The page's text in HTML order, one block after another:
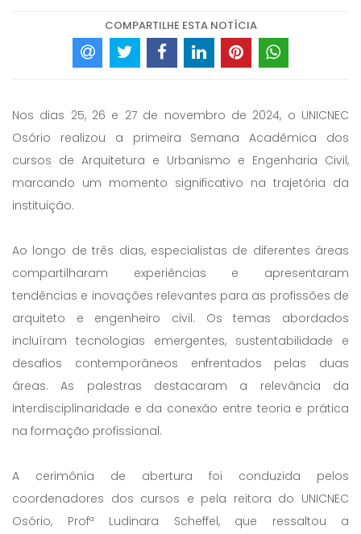
COMPARTILHE ESTA NOTÍCIA
Nos dias 25, 26 e 27 de novembro de 2024, o UNICNEC
Osório realizou a primeira Semana Acadêmica dos
cursos de Arquitetura e Urbanismo e Engenharia Civil,
marcando um momento significativo na trajetória da
instituição.
Ao longo de três dias, especialistas de diferentes áreas
compartilharam experiências e apresentaram
tendências e inovações relevantes para as profissões de
arquiteto e engenheiro civil. Os temas abordados
incluíram tecnologias emergentes, sustentabilidade e
desafios contemporâneos enfrentados pelas duas
áreas. As palestras destacaram a relevância da
interdisciplinaridade e da conexão entre teoria e prática
na formação profissional.
A cerimônia de abertura foi conduzida pelos
coordenadores dos cursos e pela reitora do UNICNEC
Osório, Profª Ludinara Scheffel, que ressaltou a